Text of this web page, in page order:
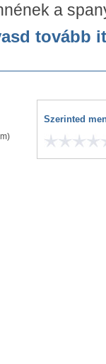
a
tovább
Szerinted